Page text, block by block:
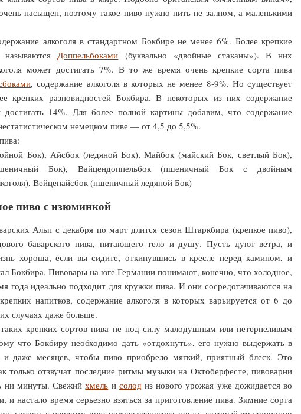
насыщен, поэтому такое пиво нужно пить не залпом, а маленькими
алкоголя в стандартном Бокбире не менее 6%. Более крепкие
называютсяДоппельбоками (буквально «двойные стаканы»). В них
может достигать 7%. В то же время очень крепкие сорта пива
, содержание алкоголя в которых не менее 8-9%. Но существует
крепких разновидностей Бокбира. В некоторых из них содержание
достигать 14%. Для более полной картины добавим, что содержание
немецком пиве — от 4,5 до 5,5%.
Бок), Айсбок (ледяной Бок), Майбок (майский Бок, светлый Бок),
Бок), Вайцендоппельбок (пшеничный Бок с двойным
Вейценайсбок (пшеничный ледяной Бок)
пиво с изюминкой
Альп с декабря по март длится сезон Штаркбира (крепкое пиво),
баварского пива, питающего тело и душу. Пусть дуют ветра, и
хороша, если вы сидите, откинувшись в кресле перед камином, и
Бокбира. Пивовары на юге Германии понимают, конечно, что холодное,
года идеально подходит для кружки пива. И они сосредотачиваются на
напитков, содержание алкоголя в которых варьируется от 6 до
случаях даже больше.
крепких сортов пива не под силу малодушным или нетерпеливым
что Бокбиру необходимо дать «отдохнуть», его нужно выдержать в
и даже месяцев, чтобы пиво приобрело мягкий, приятный блеск. Это
только отзвучат последние ритмы музыки на Октоберфесте, пивоварни
ни минуты. Свежийхмель и солодиз нового урожая уже дожидается во
и настало время серьезно взяться за приготовление пива. Зимние сорта